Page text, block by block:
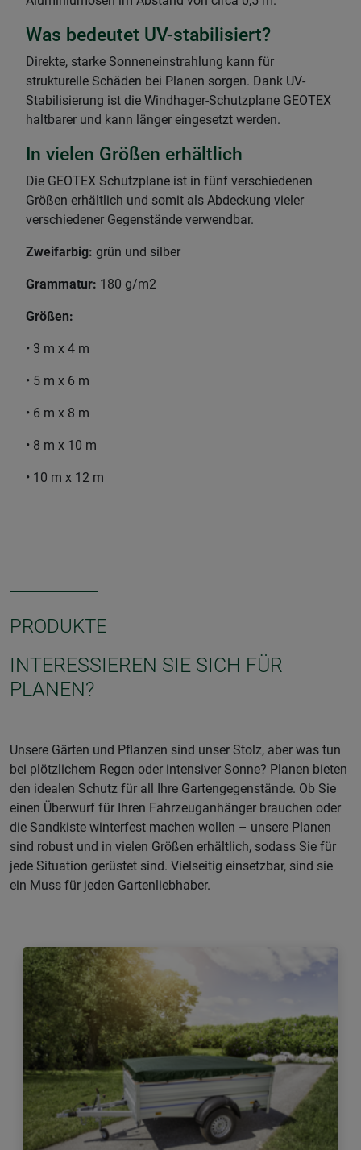
Was bedeutet UV-stabilisiert?
Direkte, starke Sonneneinstrahlung kann für
strukturelle Schäden bei Planen sorgen. Dank UV-
Stabilisierung ist die Windhager-Schutzplane GEOTEX
haltbarer und kann länger eingesetzt werden.
In vielen Größen erhältlich
Die GEOTEX Schutzplane ist in fünf verschiedenen
Größen erhältlich und somit als Abdeckung vieler
verschiedener Gegenstände verwendbar.
Zweifarbig: grün und silber
Grammatur: 180 g/m2
Größen:
• 3 m x 4 m
• 5 m x 6 m
• 6 m x 8 m
• 8 m x 10 m
• 10 m x 12 m
PRODUKTE
INTERESSIEREN SIE SICH FÜR
PLANEN?
Unsere Gärten und Pflanzen sind unser Stolz, aber was tun
bei plötzlichem Regen oder intensiver Sonne? Planen bieten
den idealen Schutz für all Ihre Gartengegenstände. Ob Sie
einen Überwurf für Ihren Fahrzeuganhänger brauchen oder
die Sandkiste winterfest machen wollen – unsere Planen
sind robust und in vielen Größen erhältlich, sodass Sie für
jede Situation gerüstet sind. Vielseitig einsetzbar, sind sie
ein Muss für jeden Gartenliebhaber.